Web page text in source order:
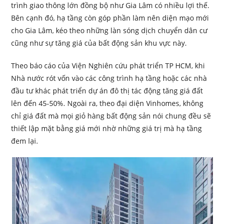
trình giao thông lớn đồng bộ như Gia Lâm có nhiều lợi thế.
Bên cạnh đó, hạ tầng còn góp phần làm nên diện mạo mới
cho Gia Lâm, kéo theo những làn sóng dịch chuyển dân cư
cũng như sự tăng giá của bất động sản khu vực này.
Theo báo cáo của Viện Nghiên cứu phát triển TP HCM, khi
Nhà nước rót vốn vào các công trình hạ tầng hoặc các nhà
đầu tư khác phát triển dự án đô thị tác động tăng giá đất
lên đến 45-50%. Ngoài ra, theo đại diện Vinhomes, không
chỉ giá đất mà mọi giỏ hàng bất động sản nói chung đều sẽ
thiết lập mặt bằng giá mới nhờ những giá trị mà hạ tầng
đem lại.